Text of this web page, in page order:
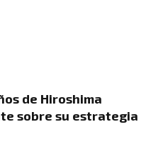
de Hiroshima
sobre su estrategia